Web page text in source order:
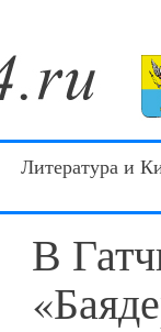
Литература и
В